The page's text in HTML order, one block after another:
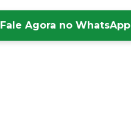
Fale Agora no WhatsApp